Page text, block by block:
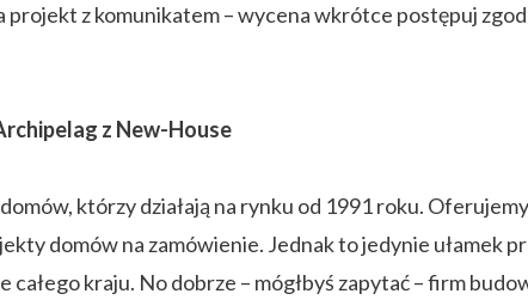
projekt z komunikatem – wycena wkrótce postępuj
z New-House
którzy działają na rynku od 1991 roku.
domów na zamówienie. Jednak to jedynie ułamek
kraju. No dobrze – mógłbyś zapytać – firm